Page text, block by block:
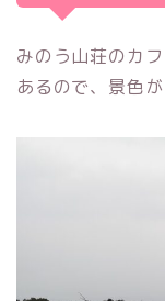
みのう山荘のカ
あるので、景色